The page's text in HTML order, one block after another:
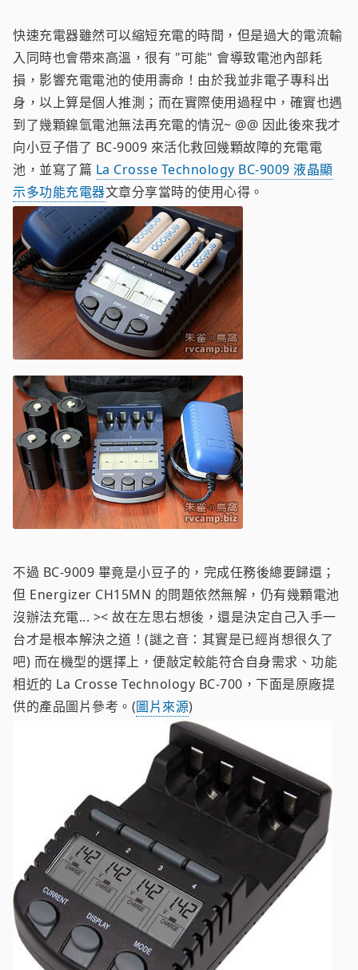
快速充電器雖然可以縮短充電的時間，但是過大的電流輸
入同時也會帶來高溫，很有 "可能" 會導致電池內部耗
損，影響充電電池的使用壽命！由於我並非電子專科出
身，以上算是個人推測；而在實際使用過程中，確實也遇
到了幾顆鎳氫電池無法再充電的情況~ @@ 因此後來我才
向小豆子借了 BC-9009 來活化救回幾顆故障的充電電
池，並寫了篇 La Crosse Technology BC-9009 液晶顯
示多功能充電器文章分享當時的使用心得。
不過 BC-9009 畢竟是小豆子的，完成任務後總要歸還；
但 Energizer CH15MN 的問題依然無解，仍有幾顆電池
沒辦法充電... >< 故在左思右想後，還是決定自己入手一
台才是根本解決之道！(謎之音：其實是已經肖想很久了
吧) 而在機型的選擇上，便敲定較能符合自身需求、功能
相近的 La Crosse Technology BC-700，下面是原廠提
供的產品圖片參考。(圖片來源)